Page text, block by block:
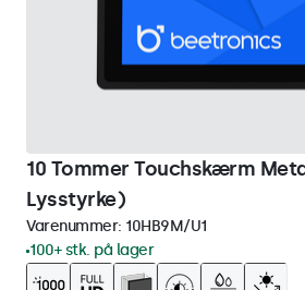
10 Tommer Touchskærm
Lysstyrke)
Varenummer: 10HB9M/U1
100+ stk. på lager